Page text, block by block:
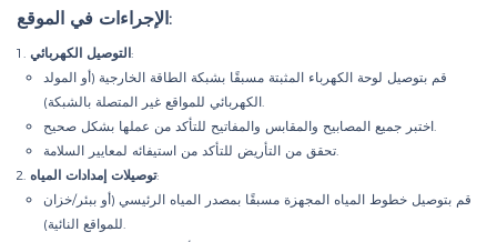
الإجراءات في الموقع:
التوصيل الكهربائي:
قم بتوصيل لوحة الكهرباء المثبتة مسبقًا بشبكة الطاقة الخارجية (أو المولد
الكهربائي للمواقع غير المتصلة بالشبكة).
اختبر جميع المصابيح والمقابس والمفاتيح للتأكد من عملها بشكل صحيح.
تحقق من التأريض للتأكد من استيفائه لمعايير السلامة.
توصيلات إمدادات المياه:
قم بتوصيل خطوط المياه المجهزة مسبقًا بمصدر المياه الرئيسي (أو ببئر/خزان
للمواقع النائية).